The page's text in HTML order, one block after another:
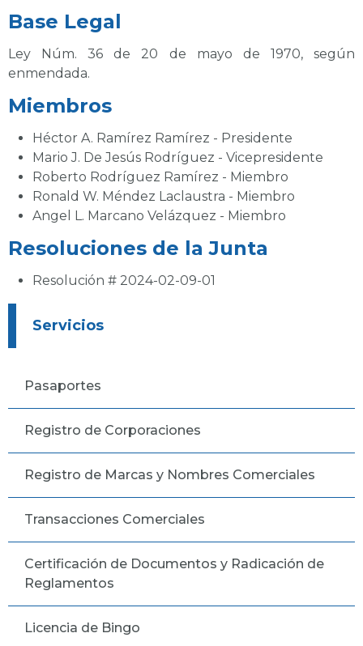
Base Legal
Ley Núm. 36 de 20 de mayo de 1970, según
enmendada.
Miembros
Héctor A. Ramírez Ramírez - Presidente
Mario J. De Jesús Rodríguez - Vicepresidente
Roberto Rodríguez Ramírez - Miembro
Ronald W. Méndez Laclaustra - Miembro
Angel L. Marcano Velázquez - Miembro
Resoluciones de la Junta
Resolución # 2024-02-09-01
Servicios
Pasaportes
Registro de Corporaciones
Registro de Marcas y Nombres Comerciales
Transacciones Comerciales
Certificación de Documentos y Radicación de
Reglamentos
Licencia de Bingo